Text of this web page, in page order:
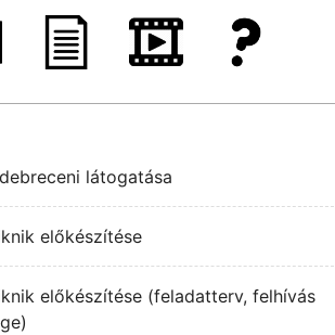
látogatása
előkészítése
előkészítése (feladatterv, felhívás